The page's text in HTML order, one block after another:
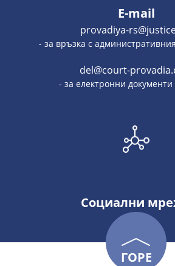
E-mail
provadiya-
- за връзка с
del@court-
- за електронни документи
Социални
ГОРЕ